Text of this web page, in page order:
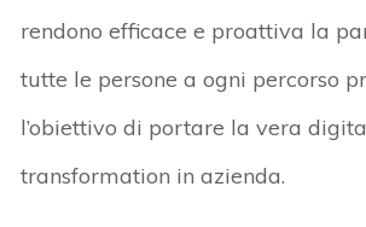
rendono efficace e proattiva la
tutte le persone a ogni percorso
l’obiettivo di portare la vera
transformation in azienda.